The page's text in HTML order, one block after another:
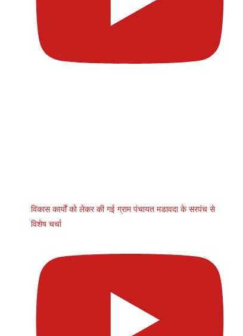
विकास कार्यों को लेकर की गई ग्राम पंचायत मडावदा के सरपंच से
विशेष चर्चा